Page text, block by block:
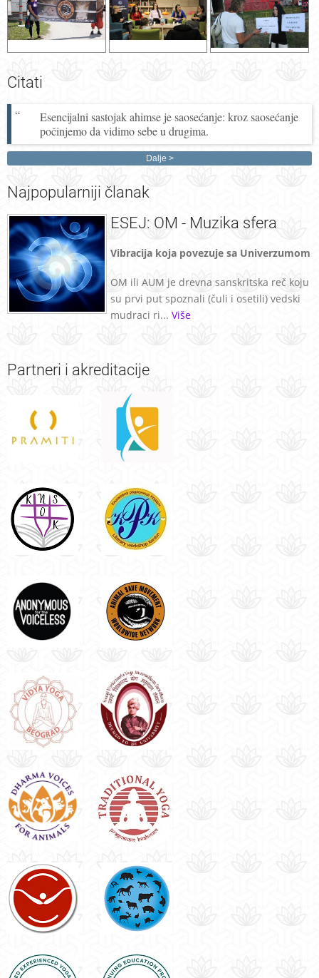
Citati
Esencijalni sastojak ahimse je saosećanje: kroz saosećanje
počinjemo da vidimo sebe u drugima.
Dalje
Najpopularniji članak
ESEJ: OM - Muzika sfera
Vibracija koja povezuje sa Univerzumom
OM ili AUM je drevna sanskritska reč koju
su prvi put spoznali (čuli i osetili) vedski
mudraci ri... Više
Partneri i akreditacije